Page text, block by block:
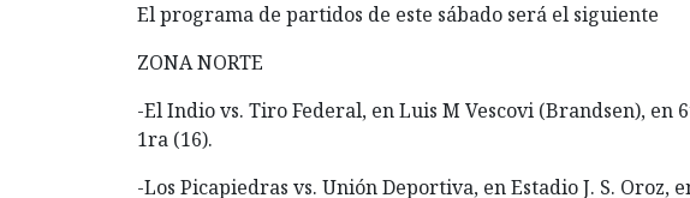
El programa de partidos de este sábado será el siguiente
ZONA NORTE
-El Indio vs. Tiro Federal, en Luis M Vescovi (Brandsen), en
1ra (16).
-Los Picapiedras vs. Unión Deportiva, en Estadio J. S. Oroz,